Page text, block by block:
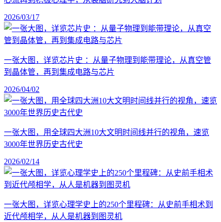
2026/03/17
一张大图，详览芯片史 ：从量子物理到能带理论，从真空管
到晶体管，再到集成电路与芯片
2026/04/02
一张大图，用全球四大洲10大文明时间线并行的视角，速览
3000年世界历史古代史
2026/02/14
一张大图，详览心理学史上的250个里程碑：从史前手相术到
近代颅相学，从人是机器到图灵机